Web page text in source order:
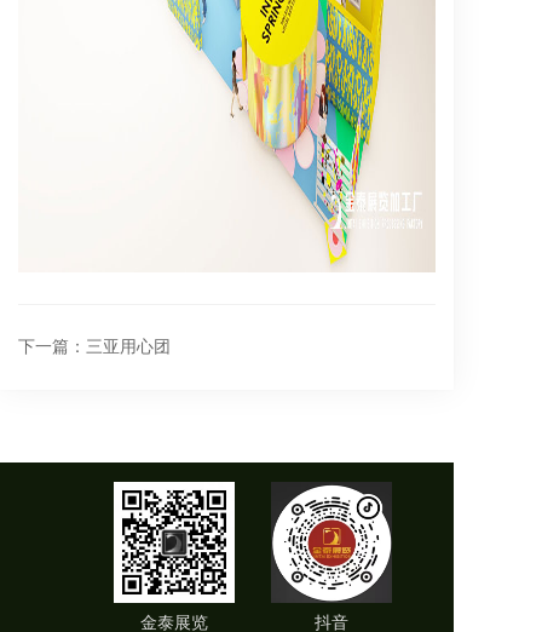
下一篇： 三亚用心团
金泰展览 抖音